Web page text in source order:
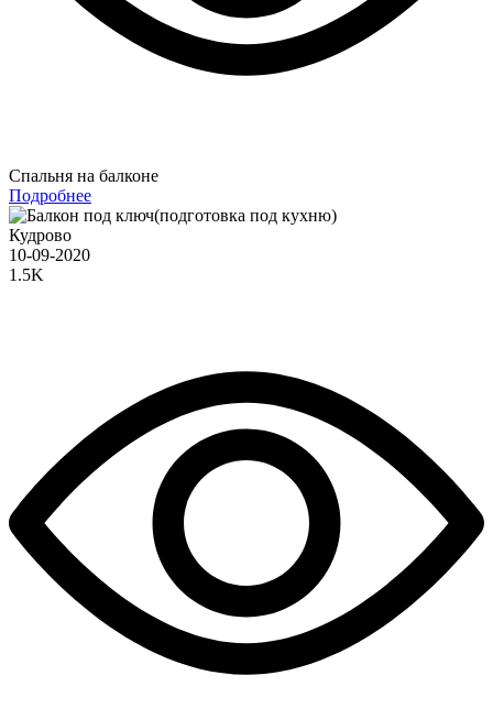
Спальня на балконе
Подробнее
Кудрово
10-09-2020
1.5K